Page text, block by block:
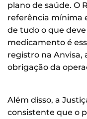
plano de saúde. O
referência mínima
de tudo o que
medicamento é
registro na Anvisa,
obrigação da
Além disso, a
consistente que o